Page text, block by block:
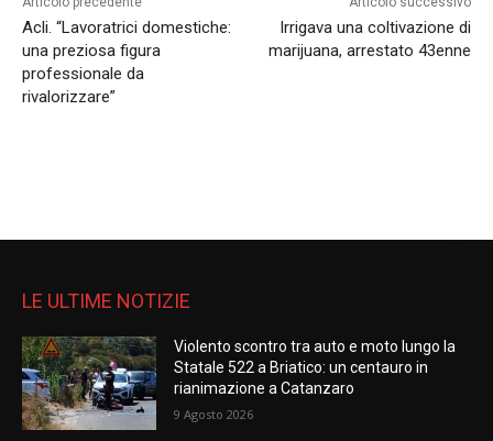
Acli. “Lavoratrici domestiche:
una preziosa figura
professionale da
rivalorizzare”
Irrigava una coltivazione di
marijuana, arrestato 43enne
LE ULTIME NOTIZIE
Violento scontro tra auto e moto lungo la
Statale 522 a Briatico: un centauro in
rianimazione a Catanzaro
9 Agosto 2026